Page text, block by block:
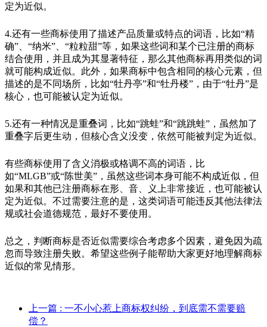
定为近似。
4.还有一些商标使用了描述产品质量或特点的词语，比如“精
确”、“纳米”、“粒粒甜”等，如果这些词和某个已注册的商标
结合使用，并且成为其显著特征，那么其他商标再用类似的词
就可能构成近似。此外，如果商标中包含相同的核心元素，但
描述的是不同场所，比如“牡丹亭”和“牡丹楼”，由于“牡丹”是
核心，也可能被认定为近似。
5.还有一种情况是重叠词，比如“跳蛙”和“跳跳蛙”，虽然加了
重叠字后更生动，但核心含义没变，依然可能被判定为近似。
有些商标使用了含义消极或格调不高的词语，比
如“MLGB”或“陈世美”，虽然这些词本身可能不构成近似，但
如果和其他已注册商标在形、音、义上非常接近，也可能被认
定为近似。不过需要注意的是，这类词语可能违反其他法律法
规或社会道德规范，最好不要使用。
总之，判断商标是否近似需要综合考虑多个因素，避免因为疏
忽而导致注册失败。希望这些例子能帮助大家更好地理解商标
近似的常见情形。
上一篇 : 一不小心惹上商标权纠纷，到底需不需要赔
偿？